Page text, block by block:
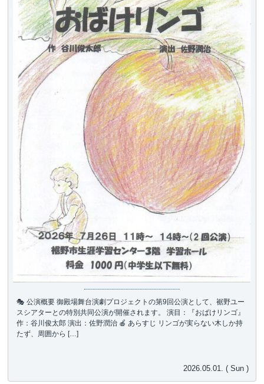
🎭 公演概要 御殿場舞台演劇プロジェクトの第9回公演として、裾野ユー
スシアターとの特別共同公演が開催されます。 演目：『おばけリンゴ』
作：谷川俊太郎 演出：佐野潤治 🍎 あらすじ リンゴが実らない木しか持
たず、周囲から […]
2026.05.01. ( Sun )